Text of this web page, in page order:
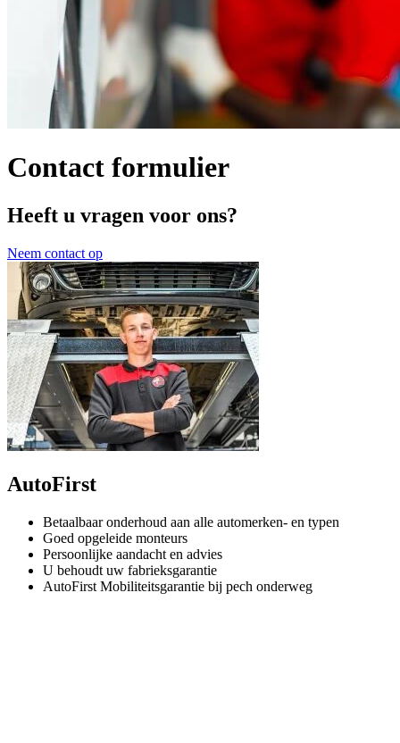
Contact formulier
Heeft u vragen voor ons?
Neem contact op
AutoFirst
Betaalbaar onderhoud aan alle automerken- en typen
Goed opgeleide monteurs
Persoonlijke aandacht en advies
U behoudt uw fabrieksgarantie
AutoFirst Mobiliteitsgarantie bij pech onderweg